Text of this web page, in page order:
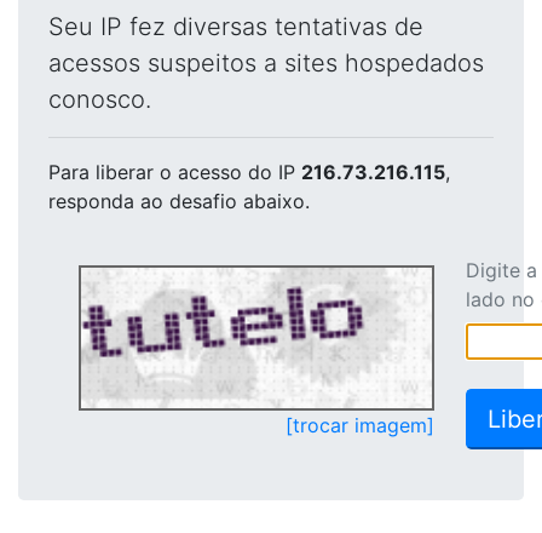
Seu IP fez diversas tentativas de
acessos suspeitos a sites hospedados
conosco.
Para liberar o acesso do IP 216.73.216.115,
responda ao desafio abaixo.
[trocar imagem]
Digite
lado no